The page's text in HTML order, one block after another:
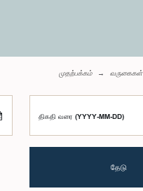
முதற்பக்கம் வருகைகள்
திகதி வரை (YYYY-MM-DD)
தேடு